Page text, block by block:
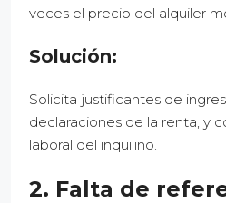
veces el precio del alquiler
Solución:
Solicita justificantes de
declaraciones de la renta, y
laboral del inquilino.
2. Falta de